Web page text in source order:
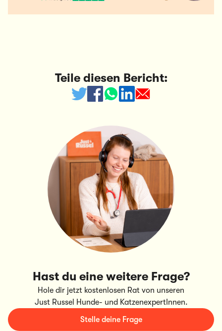
Teile diesen Bericht:
Hast du eine weitere Frage?
Hole dir jetzt kostenlosen Rat von unseren
Just Russel Hunde- und KatzenexpertInnen.
Stelle deine Frage